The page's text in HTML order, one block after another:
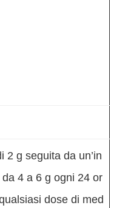
2 g seguita da un’in
4 a 6 g ogni 24 or
dose di med